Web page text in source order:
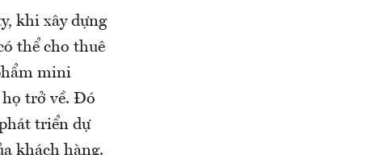
khi xây dựng
thể cho thuê
mini
họ trở về. Đó
triển dự
khách hàng.